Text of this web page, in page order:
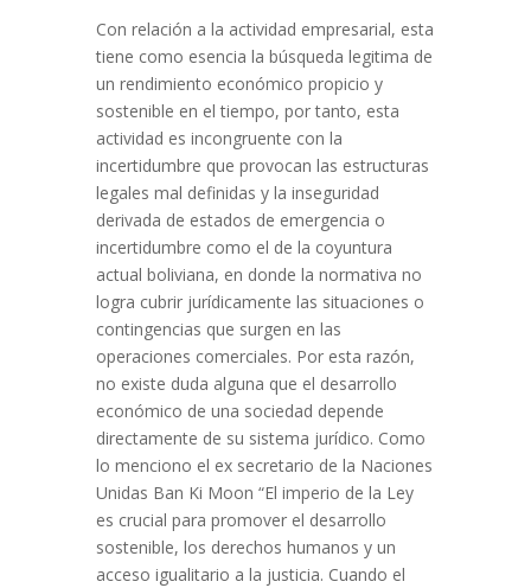
Con relación a la actividad empresarial, esta
tiene como esencia la búsqueda legitima de
un rendimiento económico propicio y
sostenible en el tiempo, por tanto, esta
actividad es incongruente con la
incertidumbre que provocan las estructuras
legales mal definidas y la inseguridad
derivada de estados de emergencia o
incertidumbre como el de la coyuntura
actual boliviana, en donde la normativa no
logra cubrir jurídicamente las situaciones o
contingencias que surgen en las
operaciones comerciales. Por esta razón,
no existe duda alguna que el desarrollo
económico de una sociedad depende
directamente de su sistema jurídico. Como
lo menciono el ex secretario de la Naciones
Unidas Ban Ki Moon “El imperio de la Ley
es crucial para promover el desarrollo
sostenible, los derechos humanos y un
acceso igualitario a la justicia. Cuando el